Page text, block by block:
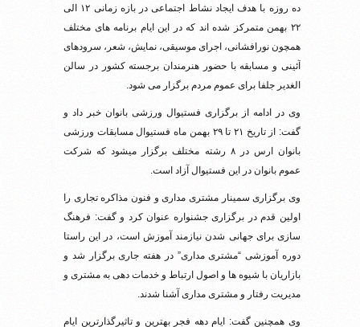
ده روزه با هدف ایجاد نشاط اجتماعی در بازه زمانی ۱۲ الی
۲۲ بهمن متمرکز شده اند که در این ایام برنامه های مختلف
همچون نورافشانی، اجرای موسیقی، نمایش، شعر، سرودهای
آئینی و مسابقه با حضور هنرمندان برجسته کشور در سالن
الغدیر جلفا برای عموم مردم برگزار می شود.
وی در ادامه از برگزاری فستیوال ورزشی بانوان خبر داد و
گفت: از تاریخ ۲۱ تا ۲۹ بهمن ماه فستیوال مسابقات ورزشی
بانوان ارس در ۸ رشته مختلف برگزار میشود که شرکت
عموم بانوان در این فستیوال آزاد است.
وی برگزاری سمینار مشتری مداری و فنون مذاکره تجاری را
اولین قدم در برگزاری جشنواره عنوان کرد و گفت: فرهنگ
سازی برای جهانی شدن نیازمند آموزش است، در این راستا
دوره آموزشی “مشتری مداری” در هفته جاری برگزار شد و
بازاریان با شیوه ها و اصول ارتباط و خدمات دهی به مشتری و
مدیریت رفتار و مشتری مداری آشنا شدند.
وی همچنین گفت: ایام دهه فجر بهترین و تاثیرگذارترین ایام